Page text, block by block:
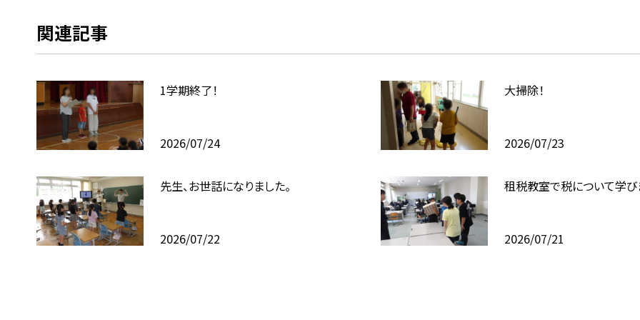
関連記事
1学期終了！
2026/07/24
大掃除！
2026/07/23
先生、お世話になりました。
2026/07/22
租税教室で税について学び
2026/07/21